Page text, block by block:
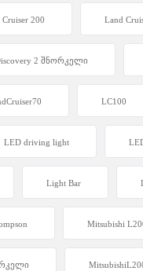
Cruiser 200 Land
2 შნორკელი
LC100
LED driving light
Light Bar
Mitsubishi